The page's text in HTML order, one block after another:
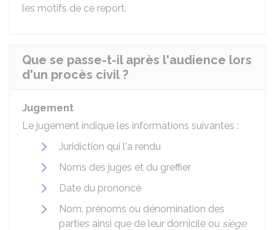
les motifs de ce report.
Que se passe-t-il après l'audience lors
d'un procès civil ?
Jugement
Le jugement indique les informations suivantes :
Juridiction qui l'a rendu
Noms des juges et du greffier
Date du prononcé
Nom, prénoms ou dénomination des
parties ainsi que de leur domicile ou siège